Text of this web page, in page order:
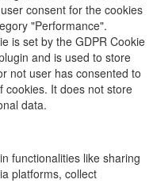
consent for the cookies
"Performance".
is set by the GDPR Cookie
and is used to store
not user has consented to
cookies. It does not store
data.
functionalities like sharing
platforms, collect